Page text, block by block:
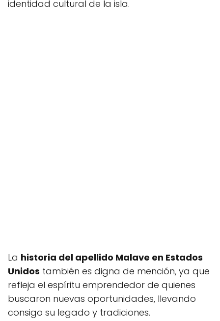
identidad cultural de la isla.
La historia del apellido Malave en Estados
Unidos también es digna de mención, ya que
refleja el espíritu emprendedor de quienes
buscaron nuevas oportunidades, llevando
consigo su legado y tradiciones.